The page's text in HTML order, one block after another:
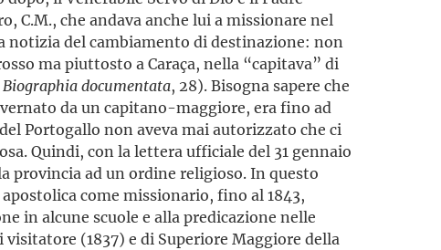
C.M., che andava anche lui a missionare nel
notizia del cambiamento di destinazione: non
ma piuttosto a Caraça, nella “capitava” di
Biographia documentata, 28). Bisogna sapere che
da un capitano-maggiore, era fino ad
Portogallo non aveva mai autorizzato che ci
Quindi, con la lettera ufficiale del 31 gennaio
provincia ad un ordine religioso. In questo
come missionario, fino al 1843,
in alcune scuole e alla predicazione nelle
(1837) e di Superiore Maggiore della